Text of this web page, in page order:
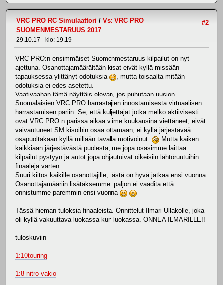
#2
VRC PRO RC Simulaattori / Vs: VRC PRO
SUOMENMESTARUUS 2017
29.10.17 - klo: 19.19
VRC PRO:n ensimmäiset Suomenmestaruus kilpailut on nyt
ajettuna. Osanottajamäärältään kisat eivät kyllä missään
tapauksessa ylittänyt odotuksia
, mutta toisaalta mitään
odotuksia ei edes asetettu.
Vaativaahan tämä näyttäis olevan, jos puhutaan uusien
Suomalaisien VRC PRO harrastajien innostamisesta virtuaalisen
harrastamisen pariin. Se, että kuljettajat jotka melko aktiivisesti
ovat VRC PRO:n parissa aikaa viime kuukausina viettäneet, eivät
vaivautuneet SM kisoihin osaa ottamaan, ei kyllä järjestävää
osapuoltakaan kyllä millään tavalla motivoinut.
Mutta kaiken
kaikkiaan järjestävästä puolesta, me jopa osasimme laittaa
kilpailut pystyyn ja autot jopa ohjautuivat oikeisiin lähtöruutuihin
finaaleja varten.
Suuri kiitos kaikille osanottajille, tästä on hyvä jatkaa ensi vuonna.
Osanottajamääriin lisätäksemme, paljon ei vaadita että
onnistumme paremmin ensi vuonna
Tässä hieman tuloksia finaaleista. Onnittelut Ilmari Ullakolle, joka
oli kyllä vakuuttava luokassa kun luokassa. ONNEA ILMARILLE!!
tuloskuviin
1:10touring
1:8 nitro vakio